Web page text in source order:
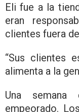
Eli fue a la
eran
clientes fuera
“Sus clientes
alimenta a la
Una semana
empeorado.